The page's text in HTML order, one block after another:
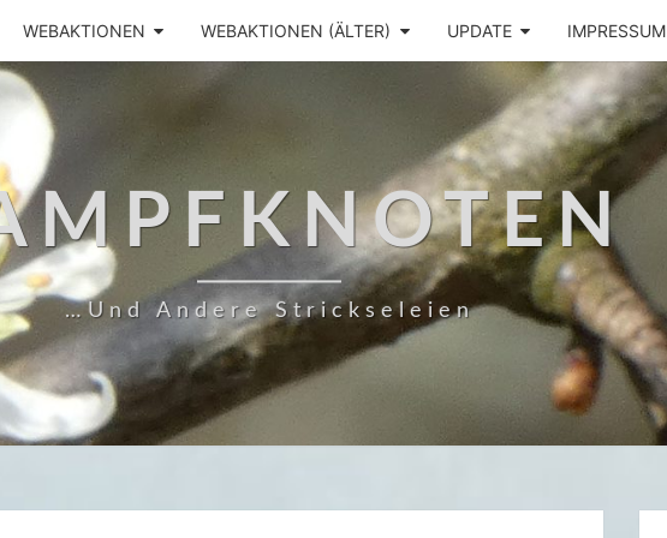
WEBAKTIONEN WEBAKTIONEN (ÄLTER) UPDATE IMPRESSUM
…und Andere Strickseleien